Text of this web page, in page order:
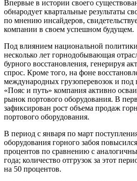
Впервые в истории своего
обнародует квартальные результаты
по мнению инсайдеров,
компании в своем успешном будущем.
Под влиянием национальной
несколько лет горнодобывающая
бурного восстановления, генерируя
спрос. Кроме того, на фоне
международных грузоперевозок и
«Пояс и путь» компания активно
рынок портового оборудования. В
зафиксирован рост объема продаж
портового оборудования.
В период с января по март
оборудования горного забоя
процентов по сравнению с
года; количество отгрузок за этот
на 50 процентов.